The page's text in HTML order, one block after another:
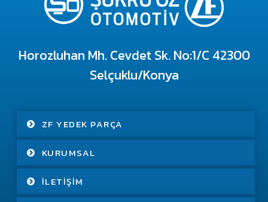
Horozluhan Mh. Cevdet Sk. No:1/C 42300
Selçuklu/Konya
ZF YEDEK PARÇA
KURUMSAL
İLETIŞIM